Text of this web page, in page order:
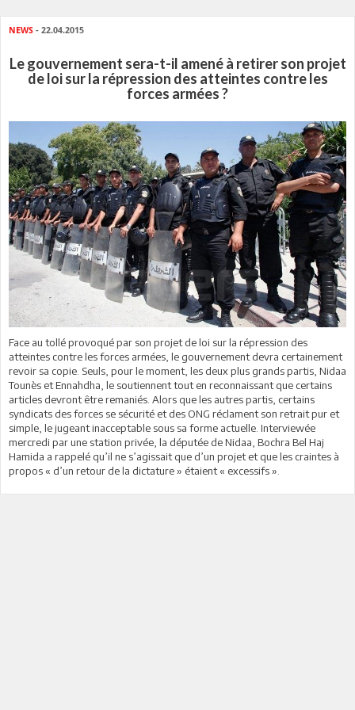
NEWS - 22.04.2015
Le gouvernement sera-t-il amené à retirer son projet
de loi sur la répression des atteintes contre les
forces armées ?
Face au tollé provoqué par son projet de loi sur la répression des
atteintes contre les forces armées, le gouvernement devra certainement
revoir sa copie. Seuls, pour le moment, les deux plus grands partis, Nidaa
Tounès et Ennahdha, le soutiennent tout en reconnaissant que certains
articles devront être remaniés. Alors que les autres partis, certains
syndicats des forces se sécurité et des ONG réclament son retrait pur et
simple, le jugeant inacceptable sous sa forme actuelle. Interviewée
mercredi par une station privée, la députée de Nidaa, Bochra Bel Haj
Hamida a rappelé qu’il ne s’agissait que d’un projet et que les craintes à
propos « d’un retour de la dictature » étaient « excessifs ».